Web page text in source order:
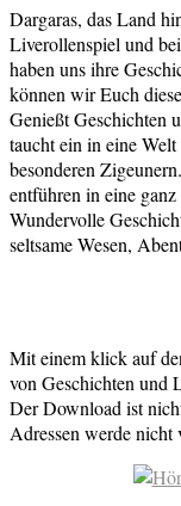
Dargaras, das Land
Liverollenspiel und
haben uns ihre
können wir Euch
Genießt Geschichten
taucht ein in eine
besonderen
entführen in eine
Wundervolle
seltsame Wesen,
Mit einem klick auf
von Geschichten und
Der Download ist
Adressen werde